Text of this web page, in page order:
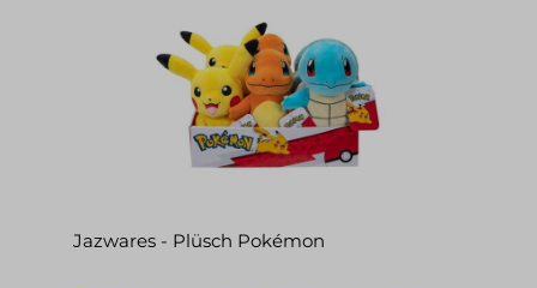
Jazwares - Plüsch Pokémon